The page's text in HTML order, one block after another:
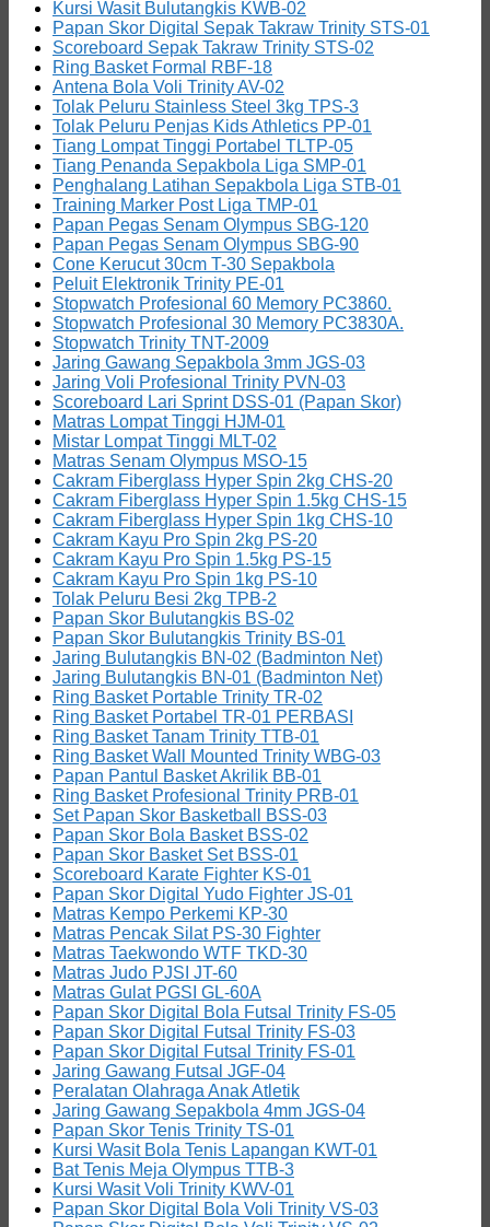
Kursi Wasit Bulutangkis KWB-02
Papan Skor Digital Sepak Takraw Trinity STS-01
Scoreboard Sepak Takraw Trinity STS-02
Ring Basket Formal RBF-18
Antena Bola Voli Trinity AV-02
Tolak Peluru Stainless Steel 3kg TPS-3
Tolak Peluru Penjas Kids Athletics PP-01
Tiang Lompat Tinggi Portabel TLTP-05
Tiang Penanda Sepakbola Liga SMP-01
Penghalang Latihan Sepakbola Liga STB-01
Training Marker Post Liga TMP-01
Papan Pegas Senam Olympus SBG-120
Papan Pegas Senam Olympus SBG-90
Cone Kerucut 30cm T-30 Sepakbola
Peluit Elektronik Trinity PE-01
Stopwatch Profesional 60 Memory PC3860.
Stopwatch Profesional 30 Memory PC3830A.
Stopwatch Trinity TNT-2009
Jaring Gawang Sepakbola 3mm JGS-03
Jaring Voli Profesional Trinity PVN-03
Scoreboard Lari Sprint DSS-01 (Papan Skor)
Matras Lompat Tinggi HJM-01
Mistar Lompat Tinggi MLT-02
Matras Senam Olympus MSO-15
Cakram Fiberglass Hyper Spin 2kg CHS-20
Cakram Fiberglass Hyper Spin 1.5kg CHS-15
Cakram Fiberglass Hyper Spin 1kg CHS-10
Cakram Kayu Pro Spin 2kg PS-20
Cakram Kayu Pro Spin 1.5kg PS-15
Cakram Kayu Pro Spin 1kg PS-10
Tolak Peluru Besi 2kg TPB-2
Papan Skor Bulutangkis BS-02
Papan Skor Bulutangkis Trinity BS-01
Jaring Bulutangkis BN-02 (Badminton Net)
Jaring Bulutangkis BN-01 (Badminton Net)
Ring Basket Portable Trinity TR-02
Ring Basket Portabel TR-01 PERBASI
Ring Basket Tanam Trinity TTB-01
Ring Basket Wall Mounted Trinity WBG-03
Papan Pantul Basket Akrilik BB-01
Ring Basket Profesional Trinity PRB-01
Set Papan Skor Basketball BSS-03
Papan Skor Bola Basket BSS-02
Papan Skor Basket Set BSS-01
Scoreboard Karate Fighter KS-01
Papan Skor Digital Yudo Fighter JS-01
Matras Kempo Perkemi KP-30
Matras Pencak Silat PS-30 Fighter
Matras Taekwondo WTF TKD-30
Matras Judo PJSI JT-60
Matras Gulat PGSI GL-60A
Papan Skor Digital Bola Futsal Trinity FS-05
Papan Skor Digital Futsal Trinity FS-03
Papan Skor Digital Futsal Trinity FS-01
Jaring Gawang Futsal JGF-04
Peralatan Olahraga Anak Atletik
Jaring Gawang Sepakbola 4mm JGS-04
Papan Skor Tenis Trinity TS-01
Kursi Wasit Bola Tenis Lapangan KWT-01
Bat Tenis Meja Olympus TTB-3
Kursi Wasit Voli Trinity KWV-01
Papan Skor Digital Bola Voli Trinity VS-03